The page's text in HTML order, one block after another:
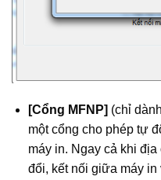
[Cổng MFNP] (chỉ
một cổng cho phép tự
máy in. Ngay cả khi
đổi, kết nối giữa máy